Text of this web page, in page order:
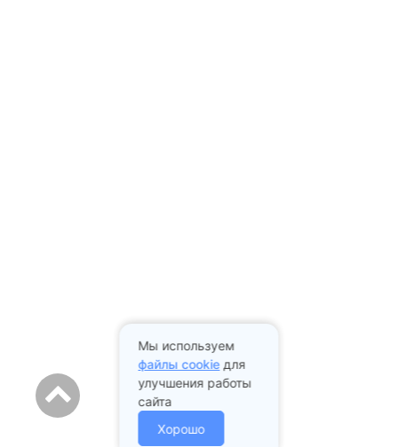
Мы используем
файлы cookieдля
улучшения работы
сайта
Хорошо